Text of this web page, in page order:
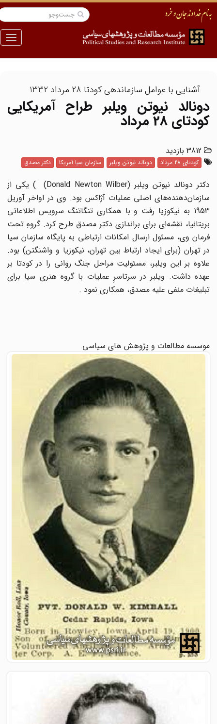
منو
آشنایی با عوامل سازماندهی کودتا 28 مرداد 1332
دونالد ‌نیوتن ویلبر طراح آمریکایی
کودتای 28 مرداد
3812 بازدید
کودتای 28 مرداد دونالد ‌نیوتن ویلبر سازمان سیا آمریکا دکتر مصدق
‌دکتر دونالد ‌نیوتن ویلبر (Donald Newton Wilber) ) یکی از
سازمان‌دهنده‌های اصلی عملیات آژاکس بود. وی در اواخر آوریل
1953 به نیکوزیا رفت و با همکاری تنگاتنگ سرویس اطلاعاتی
بریتانیا، نقشه‌ای برای براندازی دکتر مصدق طرح کرد. گروهِ تحت
فرمان وی، مسئول ارسال امکانات ارتباطی به پایگاه سازمان سیا
در تهران (برای ایجاد ارتباط بین تهران، نیکوزیا و واشنگتن) بود.
علاوه بر این ویلبر، مسئولیت مراحل جنگ روانی را در کودتا بر
عهده داشت. ویلبر در سرتاسرِ عملیات با گروه هنری سیا برای
تبلیغات منفی علیه مصدق، همکاری نمود .
موسسه مطالعات و پژوهش های سیاسی